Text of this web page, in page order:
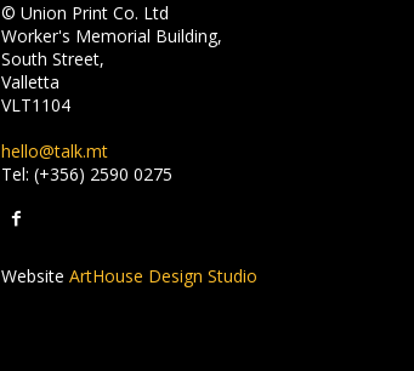
© Union Print Co. Ltd
Worker's Memorial Building,
South Street,
Valletta
VLT1104
hello@talk.mt
Tel: (+356) 2590 0275
Website ArtHouse Design Studio